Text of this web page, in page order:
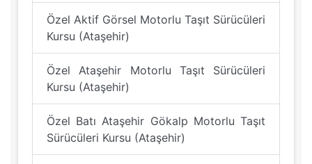
Özel Aktif Görsel Motorlu Taşıt Sürücüleri
Kursu (Ataşehir)
Özel Ataşehir Motorlu Taşıt Sürücüleri
Kursu (Ataşehir)
Özel Batı Ataşehir Gökalp Motorlu Taşıt
Sürücüleri Kursu (Ataşehir)